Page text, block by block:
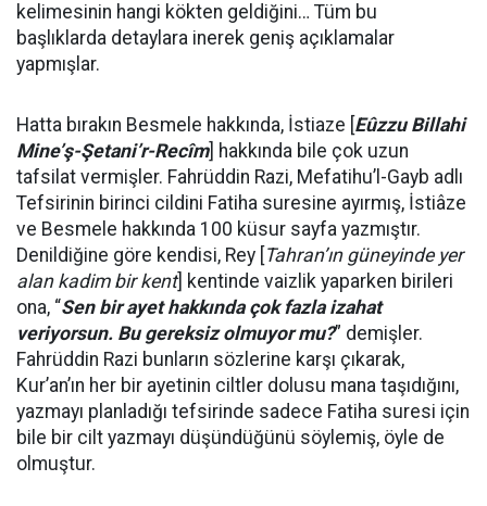
kelimesinin hangi kökten geldiğini… Tüm bu
başlıklarda detaylara inerek geniş açıklamalar
yapmışlar.
Hatta bırakın Besmele hakkında, İstiaze [ Eûzzu Billahi
Mine’ş-Şetani’r-Recîm] hakkında bile çok uzun
tafsilat vermişler. Fahrüddin Razi, Mefatihu’l-Gayb adlı
Tefsirinin birinci cildini Fatiha suresine ayırmış, İstiâze
ve Besmele hakkında 100 küsur sayfa yazmıştır.
Denildiğine göre kendisi, Rey [ Tahran’ın güneyinde yer
alan kadim bir kent] kentinde vaizlik yaparken birileri
ona, “Sen bir ayet hakkında çok fazla izahat
veriyorsun. Bu gereksiz olmuyor mu?” demişler.
Fahrüddin Razi bunların sözlerine karşı çıkarak,
Kur’an’ın her bir ayetinin ciltler dolusu mana taşıdığını,
yazmayı planladığı tefsirinde sadece Fatiha suresi için
bile bir cilt yazmayı düşündüğünü söylemiş, öyle de
olmuştur.